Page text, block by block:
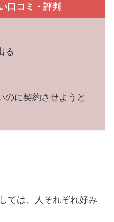
口コミ・評判
る
のに契約させようと
ては、人それぞれ好み